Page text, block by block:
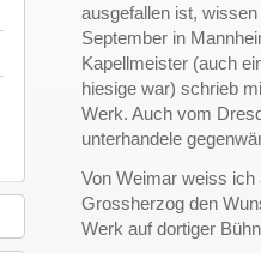
ausgefallen ist,
September in
Kapellmeister (auch
hiesige war) schrieb
Werk. Auch vom
unterhandele
Von Weimar weiss
Grossherzog den
Werk auf dortiger